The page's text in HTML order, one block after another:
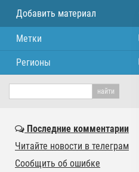
Добавить материал
Метки
Регионы
Последние комментарии
Читайте новости в телеграм
Сообщить об ошибке